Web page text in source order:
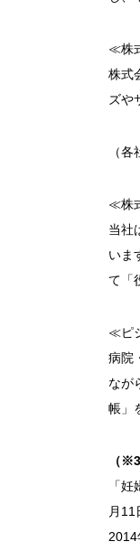
≪株
株式
ズや
（
≪株
当社
いま
て「
≪ピ
病院
なが
帳」
（
「
月